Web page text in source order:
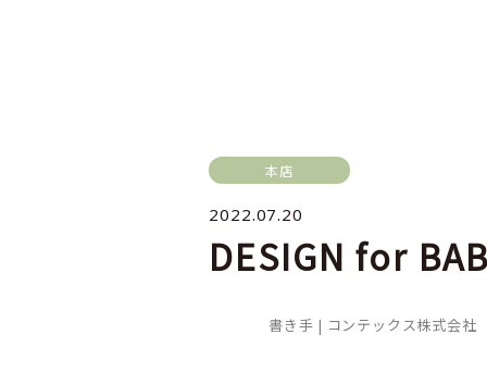
本店
2022.07.20
DESIGN for
書き手 | コンテックス株式会社